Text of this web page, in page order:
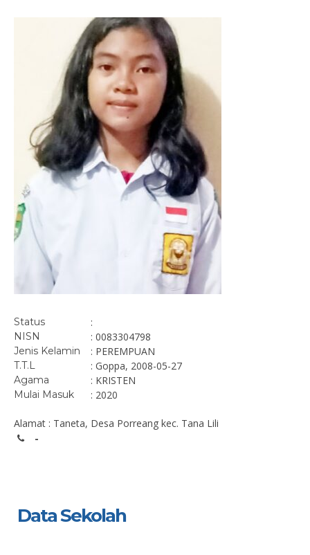
Status :
NISN : 0083304798
Jenis Kelamin : PEREMPUAN
T.T.L : Goppa, 2008-05-27
Agama : KRISTEN
Mulai Masuk : 2020
Alamat : Taneta, Desa Porreang kec. Tana Lili
-
Data Sekolah